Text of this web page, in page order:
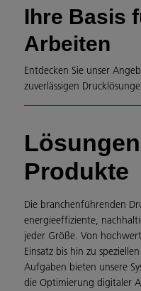
Ihre Basis
Arbeiten
Entdecken Sie unser
zuverlässigen
Produkte
Die branchenführenden
energieeffiziente,
jeder Größe. Von
Einsatz bis hin zu
Aufgaben bieten unsere
die Optimierung digitaler